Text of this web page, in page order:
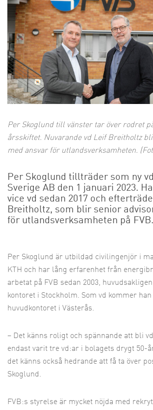
Per Skoglund till vänster tar över rodret
årsskiftet. Nuvarande vd Leif Breitholtz
med ansvar för utlandsverksamheten.
Per Skoglund tillträder som ny
Sverige AB den 1 januari 2023.
vice vd sedan 2017 och
Breitholtz, som blir senior
för utlandsverksamheten på FVB.
Per Skoglund är utbildad civilingenjör i
KTH och har lång erfarenhet från
arbetat på FVB sedan 2003,
kontoret i Stockholm. Som vd kommer
huvudkontoret i Västerås.
– Det känns roligt och spännande att bli
endast varit tre vd:ar i bolagets drygt 50-
det känns också hedrande att få ta över
Skoglund.
FVB:s styrelse är mycket nöjda med